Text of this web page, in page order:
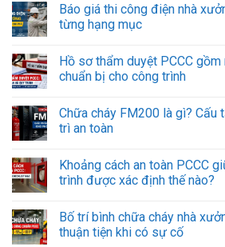
Báo giá thi công điện nhà
từng hạng mục
Hồ sơ thẩm duyệt PCCC
chuẩn bị cho công trình
Chữa cháy FM200 là gì? Cấu
trì an toàn
Khoảng cách an toàn PCCC
trình được xác định thế nào?
Bố trí bình chữa cháy nhà
thuận tiện khi có sự cố